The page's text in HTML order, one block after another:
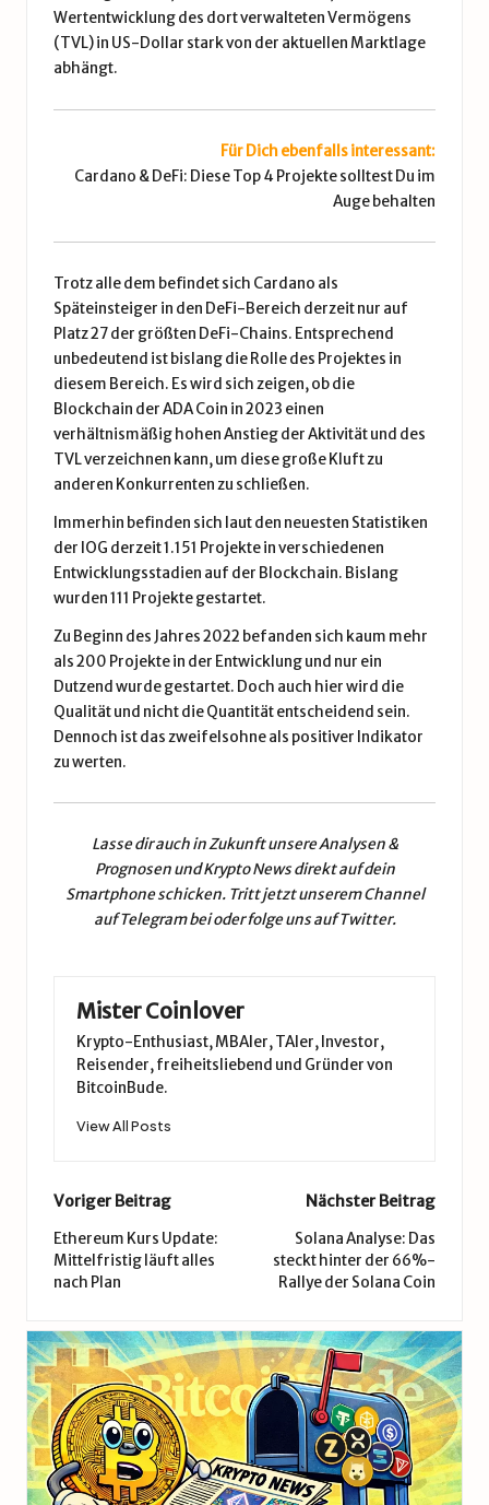
Wertentwicklung des dort verwalteten Vermögens
(TVL) in US-Dollar stark von der aktuellen Marktlage
abhängt.
Für Dich ebenfalls interessant:
Cardano & DeFi: Diese Top 4 Projekte solltest Du im
Auge behalten
Trotz alle dem befindet sich Cardano als
Späteinsteiger in den DeFi-Bereich derzeit nur auf
Platz 27 der größten DeFi-Chains. Entsprechend
unbedeutend ist bislang die Rolle des Projektes in
diesem Bereich. Es wird sich zeigen, ob die
Blockchain der ADA Coin in 2023 einen
verhältnismäßig hohen Anstieg der Aktivität und des
TVL verzeichnen kann, um diese große Kluft zu
anderen Konkurrenten zu schließen.
Immerhin befinden sich laut den neuesten Statistiken
der IOG derzeit 1.151 Projekte in verschiedenen
Entwicklungsstadien auf der Blockchain. Bislang
wurden 111 Projekte gestartet.
Zu Beginn des Jahres 2022 befanden sich kaum mehr
als 200 Projekte in der Entwicklung und nur ein
Dutzend wurde gestartet. Doch auch hier wird die
Qualität und nicht die Quantität entscheidend sein.
Dennoch ist das zweifelsohne als positiver Indikator
zu werten.
Lasse dir auch in Zukunft unsereAnalysen &
PrognosenundKrypto Newsdirekt auf dein
Smartphone schicken. Tritt jetzt unseremChannel
auf Telegrambei oder folge uns aufTwitter.
Mister Coinlover
Krypto-Enthusiast, MBAler, TAler, Investor,
Reisender, freiheitsliebend und Gründer von
BitcoinBude.
View All Posts
Post
navigation
Voriger Beitrag
Ethereum Kurs Update:
Mittelfristig läuft alles
nach Plan
Nächster Beitrag
Solana Analyse: Das
steckt hinter der 66%-
Rallye der Solana Coin